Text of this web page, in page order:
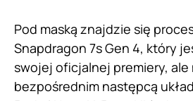
Pod maską znajdzie się
Snapdragon 7s Gen 4, który
swojej oficjalnej premiery, ale
bezpośrednim następcą